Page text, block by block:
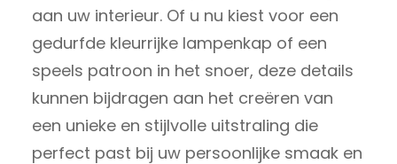
aan uw interieur. Of u nu kiest voor een
gedurfde kleurrijke lampenkap of een
speels patroon in het snoer, deze details
kunnen bijdragen aan het creëren van
een unieke en stijlvolle uitstraling die
perfect past bij uw persoonlijke smaak en